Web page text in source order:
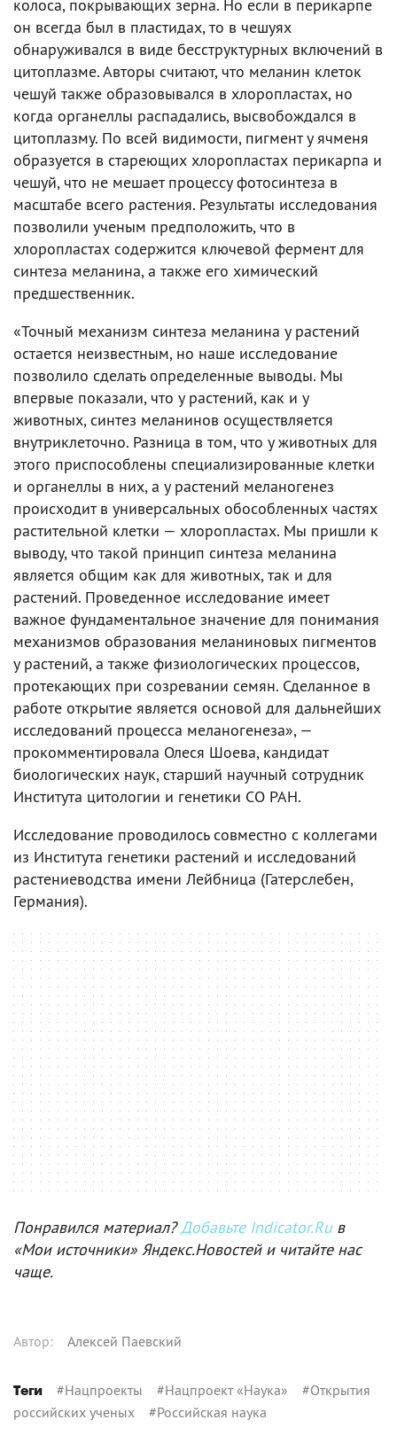
колоса, покрывающих зерна. Но если в перикарпе
он всегда был в пластидах, то в чешуях
обнаруживался в виде бесструктурных включений в
цитоплазме. Авторы считают, что меланин клеток
чешуй также образовывался в хлоропластах, но
когда органеллы распадались, высвобождался в
цитоплазму. По всей видимости, пигмент у ячменя
образуется в стареющих хлоропластах перикарпа и
чешуй, что не мешает процессу фотосинтеза в
масштабе всего растения. Результаты исследования
позволили ученым предположить, что в
хлоропластах содержится ключевой фермент для
синтеза меланина, а также его химический
предшественник.
«Точный механизм синтеза меланина у растений
остается неизвестным, но наше исследование
позволило сделать определенные выводы. Мы
впервые показали, что у растений, как и у
животных, синтез меланинов осуществляется
внутриклеточно. Разница в том, что у животных для
этого приспособлены специализированные клетки
и органеллы в них, а у растений меланогенез
происходит в универсальных обособленных частях
растительной клетки — хлоропластах. Мы пришли к
выводу, что такой принцип синтеза меланина
является общим как для животных, так и для
растений. Проведенное исследование имеет
важное фундаментальное значение для понимания
механизмов образования меланиновых пигментов
у растений, а также физиологических процессов,
протекающих при созревании семян. Сделанное в
работе открытие является основой для дальнейших
исследований процесса меланогенеза», —
прокомментировала Олеся Шоева, кандидат
биологических наук, старший научный сотрудник
Института цитологии и генетики СО РАН.
Исследование проводилось совместно с коллегами
из Института генетики растений и исследований
растениеводства имени Лейбница (Гатерслебен,
Германия).
Понравился материал?Добавьте Indicator.Ruв
«Мои источники» Яндекс.Новостей и читайте нас
чаще.
Автор: Алексей Паевский
Теги #Нацпроекты #Нацпроект «Наука» #Открытия
российских ученых #Российская наука